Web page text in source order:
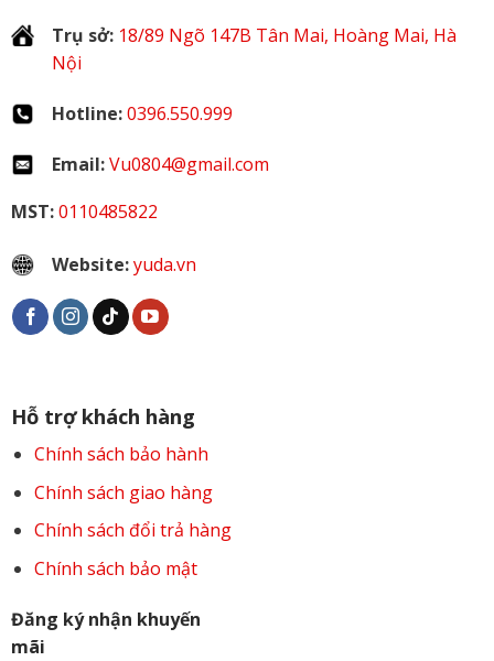
Trụ sở: 18/89 Ngõ 147B Tân Mai, Hoàng Mai, Hà
Nội
Hotline:0396.550.999
Email:Vu0804@gmail.com
MST:0110485822
Website:yuda.vn
Hỗ trợ khách hàng
Chính sách bảo hành
Chính sách giao hàng
Chính sách đổi trả hàng
Chính sách bảo mật
Đăng ký nhận khuyến
mãi